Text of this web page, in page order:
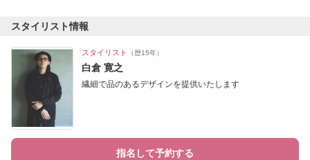
スタイリスト情報
スタイリスト （歴15年）
白倉 寛之
繊細で品のあるデザインを提供いたします
指名して予約する